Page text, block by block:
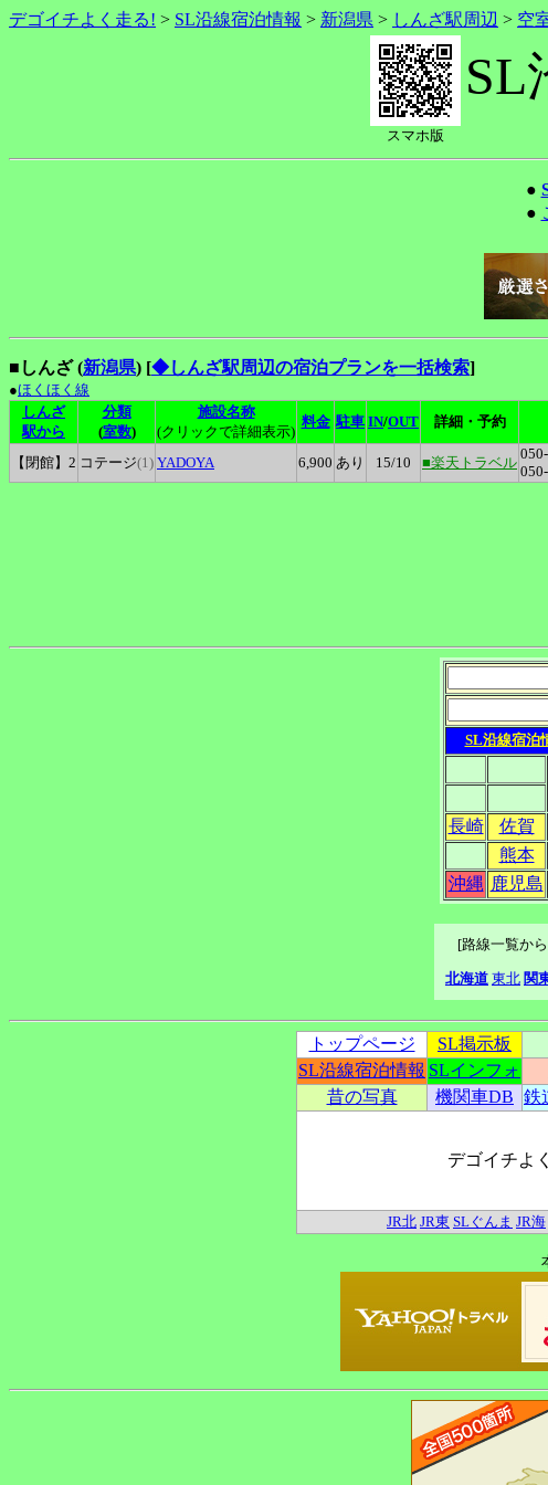
デゴイチよく走る! > SL沿線宿泊情報 > 新潟県 > しんざ駅周辺 > 空
スマホ版
SL
●
●
■しんざ (新潟県) [◆しんざ駅周辺の宿泊プランを一括検索]
●ほくほく線
しんざ
駅から
分類
(室数)
施設名称
(クリックで詳細表示)
料金 駐車 IN/OUT 詳細・予約
【閉館】2 コテージ(1) YADOYA 6,900 あり 15/10 ■楽天トラベル
SL沿線宿泊
長崎 佐賀
熊本
沖縄 鹿児島
[路線一覧か
北海道 東北 関
トップページ SL掲示板
SL沿線宿泊情報 SLインフォ
昔の写真
機関車DB 鉄
デゴイチよ
JR北 JR東 SLぐんま JR海